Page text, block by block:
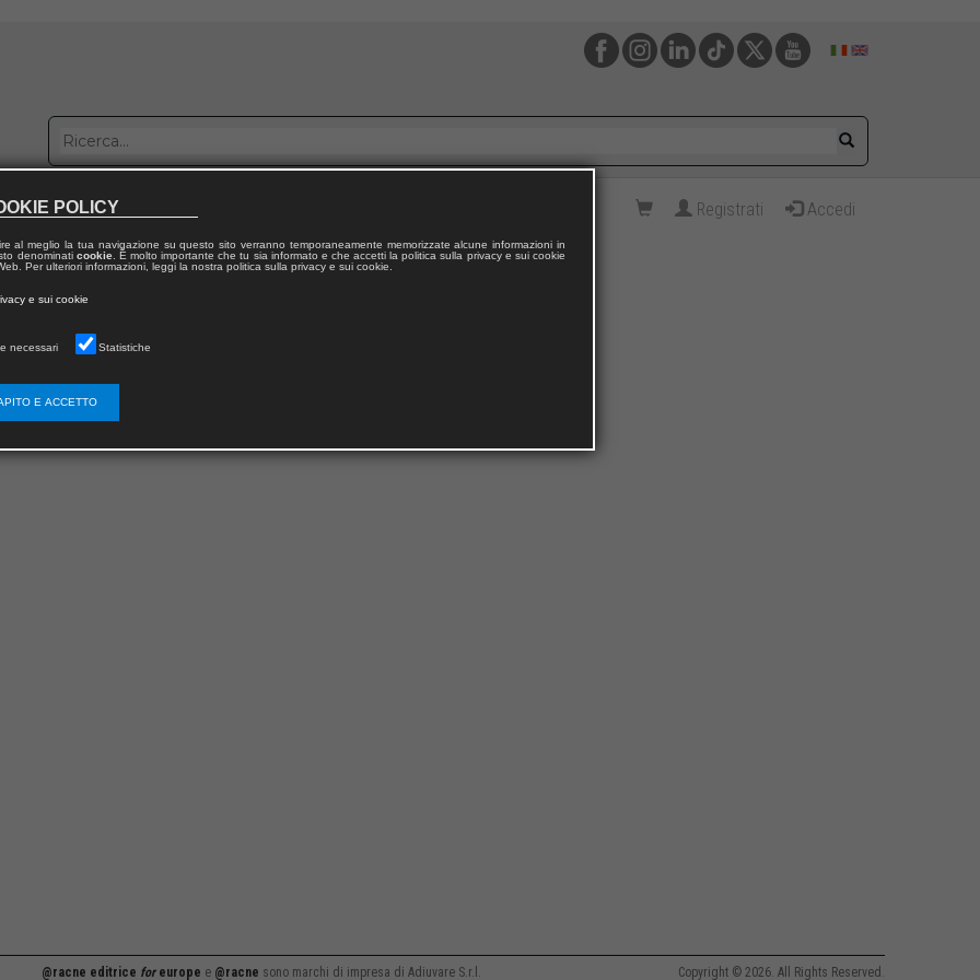
con noi Registrati Accedi
- Pensiero politico e questione femminile
@racne editrice foreurope e @racne sono marchi di impresa di Adiuvare S.r.l. Copyright © 2026. All Rights Reserved.
POLICY
al meglio la tua navigazione su questo sito verranno temporaneamente memorizzate alcune informazioni in
denominati cookie. È molto importante che tu sia informato e che accetti la politica sulla privacy e sui cookie
Per ulteriori informazioni, leggi la nostra politica sulla privacy e sui cookie.
e sui cookie
necessari Statistiche
E ACCETTO